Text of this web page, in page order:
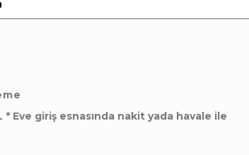
* Eve giriş esnasında nakit yada havale ile